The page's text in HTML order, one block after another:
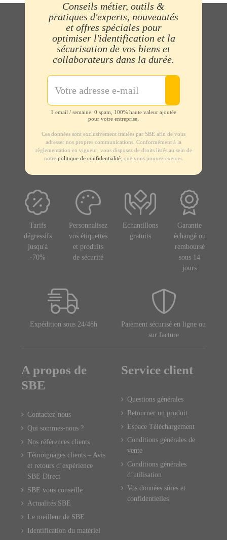
Conseils métier, outils &
pratiques d'experts, nouveautés
et offres spéciales pour
optimiser l'identification et la
sécurisation de vos biens et
collaborateurs dans la durée.
1 email / semaine. 0 spam, 100% haute valeur ajoutée
pour votre entreprise.
Ces données sont exclusivement traitées par SBE afin de vous
adresser nos propres communications. Conformément à la
règlementation en vigueur, vous disposez de droits listés au sein de
notre politique de confidentialité, que vous pouvez exercer.
Tarifs
dégressifs
jusqu'à
-70%
Personnalisez
vos étiquettes
et produits
de sécurité
Echantillons
gratuits
Garantie
échangé ou
remboursé
sous 14
jours
Expédition sous 24/48h
Paiement sécurisé en ligne ou
sur facture
A propos de
SBE
Contactez-nous
Qui sommes-nous ?
Nos références clients
Témoignages clients – Avis
et retours d’expérience
SBE Direct
SBE vous conseille
Actualités SBE
Le meilleur de SBE
Identification du matériel
Service client
Questions générales
Retourner un produit
Espace Téléchargement
Conditions générales de
vente
Conditions générales
d’utilisation
Vos données sûres et
confidentielles